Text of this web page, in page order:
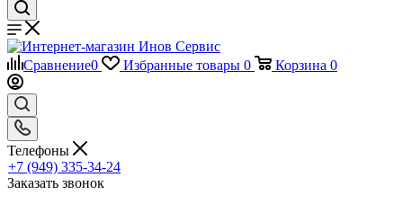
Сравнение0 Избранные товары 0 Корзина 0
Телефоны
+7 (949) 335-34-24
Заказать звонок